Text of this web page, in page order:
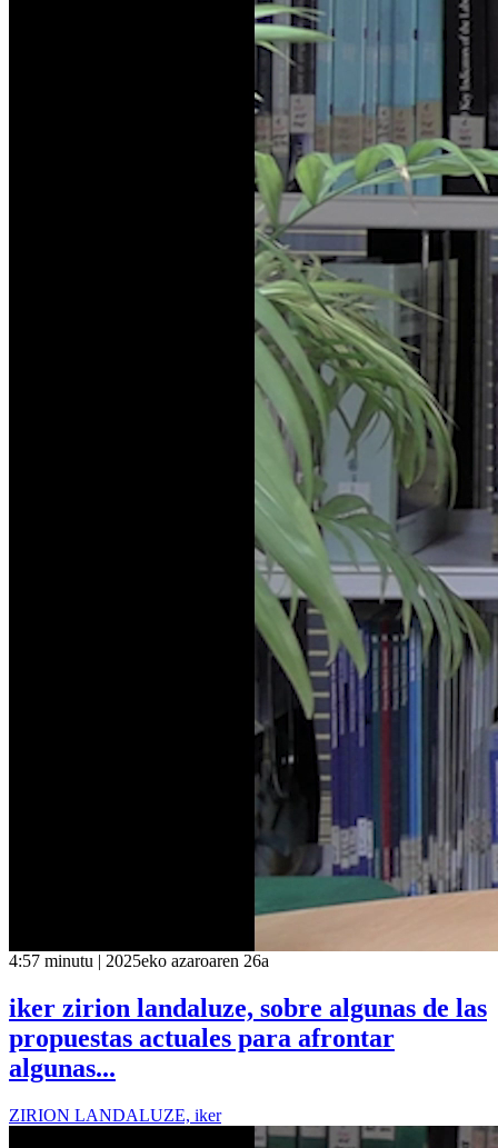
4:57 minutu | 2025eko azaroaren 26a
iker zirion landaluze, sobre algunas de las
propuestas actuales para afrontar
algunas...
ZIRION LANDALUZE, iker